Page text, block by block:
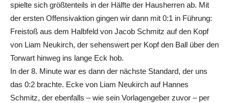
spielte sich größtenteils in der Hälfte der Hausherren ab. Mit
der ersten Offensivaktion gingen wir dann mit 0:1 in Führung:
Freistoß aus dem Halbfeld von Jacob Schmitz auf den Kopf
von Liam Neukirch, der sehenswert per Kopf den Ball über den
Torwart hinweg ins lange Eck hob.
In der 8. Minute war es dann der nächste Standard, der uns
das 0:2 brachte. Ecke von Liam Neukirch auf Hannes
Schmitz, der ebenfalls – wie sein Vorlagengeber zuvor – per